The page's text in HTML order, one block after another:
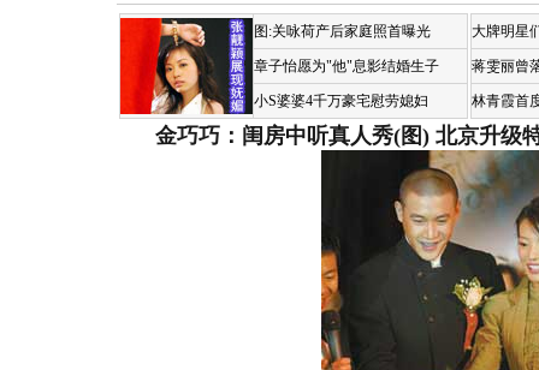
图:关咏荷产后家庭照首曝光
章子怡愿为"他"息影结婚生子
小S婆婆4千万豪宅慰劳媳妇
大牌明星
蒋雯丽曾
林青霞首
金巧巧：闺房中听真人秀(图) 北京升级